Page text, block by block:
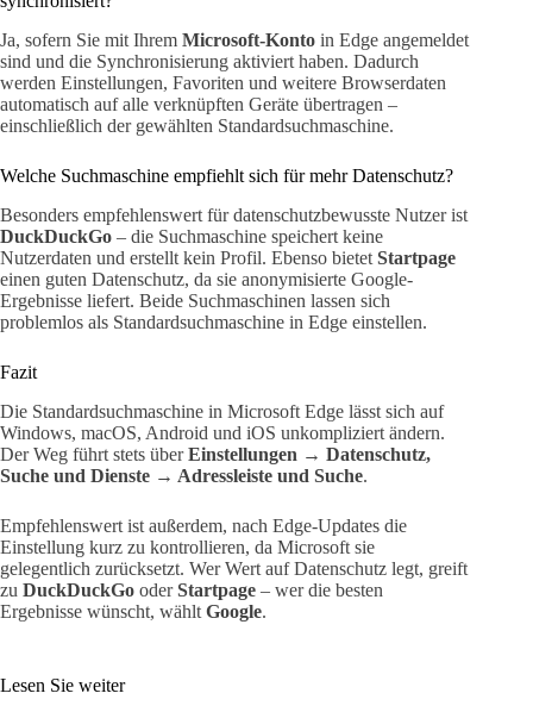
Ja, sofern Sie mit Ihrem Microsoft-Konto in Edge angemeldet
sind und die Synchronisierung aktiviert haben. Dadurch
werden Einstellungen, Favoriten und weitere Browserdaten
automatisch auf alle verknüpften Geräte übertragen –
einschließlich der gewählten Standardsuchmaschine.
Welche Suchmaschine empfiehlt sich für mehr Datenschutz?
Besonders empfehlenswert für datenschutzbewusste Nutzer ist
DuckDuckGo – die Suchmaschine speichert keine
Nutzerdaten und erstellt kein Profil. Ebenso bietet Startpage
einen guten Datenschutz, da sie anonymisierte Google-
Ergebnisse liefert. Beide Suchmaschinen lassen sich
problemlos als Standardsuchmaschine in Edge einstellen.
Fazit
Die Standardsuchmaschine in Microsoft Edge lässt sich auf
Windows, macOS, Android und iOS unkompliziert ändern.
Der Weg führt stets überEinstellungen → Datenschutz,
Suche und Dienste → Adressleiste und Suche.
Empfehlenswert ist außerdem, nach Edge-Updates die
Einstellung kurz zu kontrollieren, da Microsoft sie
gelegentlich zurücksetzt. Wer Wert auf Datenschutz legt, greift
zu DuckDuckGo oderStartpage – wer die besten
Ergebnisse wünscht, wählt Google.
Lesen Sie weiter